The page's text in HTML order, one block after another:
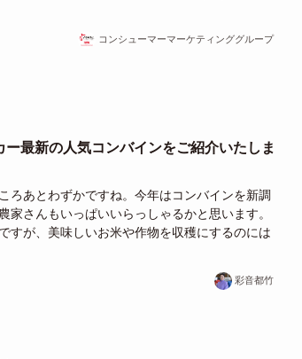
コンシューマーマーケティンググループ
最新の人気コンバインをご紹介いたしま
ろあとわずかですね。今年はコンバインを新調
家さんもいっぱいいらっしゃるかと思います。
すが、美味しいお米や作物を収穫にするのには
彩音都竹